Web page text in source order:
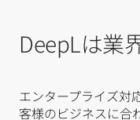
DeepLは業
エンタープライズ対
客様のビジネスに合